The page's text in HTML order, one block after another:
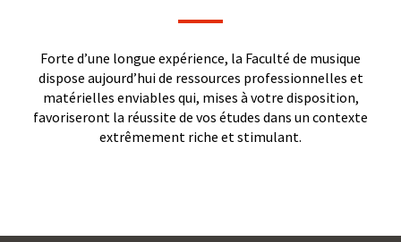
Forte d’une longue expérience, la Faculté de musique
dispose aujourd’hui de ressources professionnelles et
matérielles enviables qui, mises à votre disposition,
favoriseront la réussite de vos études dans un contexte
extrêmement riche et stimulant.